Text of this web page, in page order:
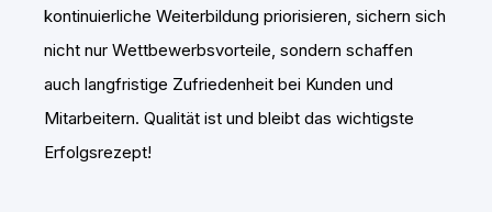
kontinuierliche Weiterbildung priorisieren, sichern sich
nicht nur Wettbewerbsvorteile, sondern schaffen
auch langfristige Zufriedenheit bei Kunden und
Mitarbeitern. Qualität ist und bleibt das wichtigste
Erfolgsrezept!